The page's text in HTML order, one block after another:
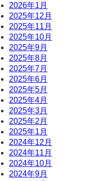
2026年1月
2025年12月
2025年11月
2025年10月
2025年9月
2025年8月
2025年7月
2025年6月
2025年5月
2025年4月
2025年3月
2025年2月
2025年1月
2024年12月
2024年11月
2024年10月
2024年9月